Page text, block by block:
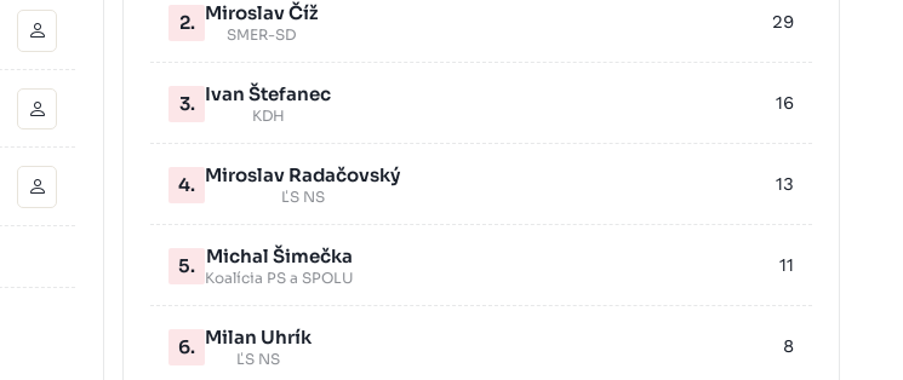
2. Miroslav Číž
SMER-SD
29
3. Ivan Štefanec
KDH
16
4. Miroslav Radačovský
ĽS NS
13
5. Michal Šimečka
Koalícia PS a SPOLU
11
6. Milan Uhrík
ĽS NS
8